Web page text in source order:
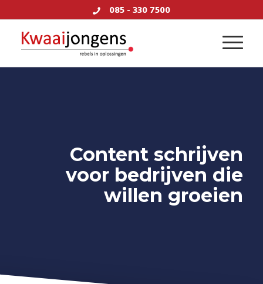
085 - 330 7500
Content schrijven
voor bedrijven die
willen groeien